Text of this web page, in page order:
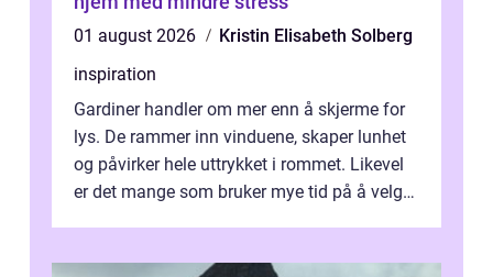
01 august 2026
Kristin Elisabeth Solberg
inspiration
Gardiner handler om mer enn å skjerme for
lys. De rammer inn vinduene, skaper lunhet
og påvirker hele uttrykket i rommet. Likevel
er det mange som bruker mye tid på å velge